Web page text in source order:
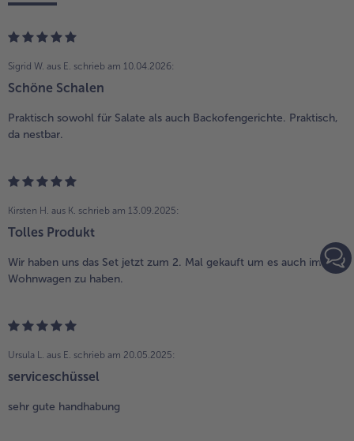
Sigrid W. aus E. schrieb am 10.04.2026:
Schöne Schalen
Praktisch sowohl für Salate als auch Backofengerichte. Praktisch,
da nestbar.
Kirsten H. aus K. schrieb am 13.09.2025:
Tolles Produkt
Wir haben uns das Set jetzt zum 2. Mal gekauft um es auch im
Wohnwagen zu haben.
Ursula L. aus E. schrieb am 20.05.2025:
serviceschüssel
sehr gute handhabung